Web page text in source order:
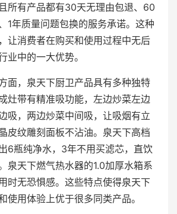
所有产品都有30天无理由包退、60
1年质量问题包换的服务承诺。这种
让消费者在购买和使用过程中无后
业中的一大优势。
面，泉天下厨卫产品具有多种独特
灶带有精准吸功能，左边炒菜左边
吸，两边炒菜中间吸，让吸烟有立
皮纹雕刻面板不沾油。泉天下高档
6瓶纯净水，3年不用买滤芯，直饮
泉天下燃气热水器的1.0加厚水箱系
时无恐惧感。这些特点使得泉天下
使用体验上优于很多同类产品。